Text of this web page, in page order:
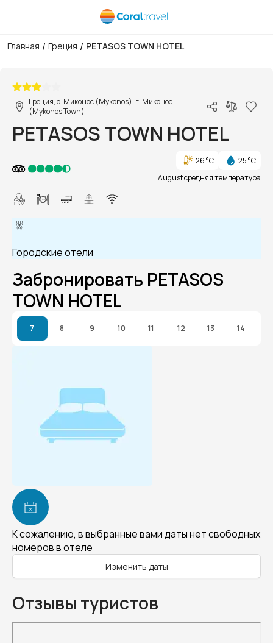
Главная / Греция / PETASOS TOWN HOTEL
Греция, о. Миконос (Mykonos), г. Миконос
(Mykonos Town)
PETASOS TOWN HOTEL
26 °C
25 °C
August средняя температура
Городские отели
Забронировать PETASOS
TOWN HOTEL
7 8 9 10 11 12 13 14
К сожалению, в выбранные вами даты нет свободных
номеров в отеле
Изменить даты
Отзывы туристов